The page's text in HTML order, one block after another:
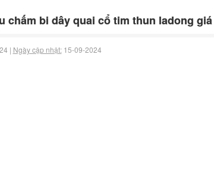
chấm bi dây quai cổ tim thun ladong
| Ngày cập nhật:15-09-2024